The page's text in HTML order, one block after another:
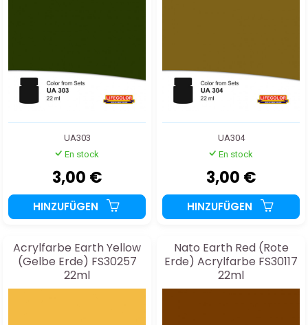
UA303
En stock
3,00 €
HINZUFÜGEN
UA304
En stock
3,00 €
HINZUFÜGEN
Acrylfarbe Earth Yellow
(Gelbe Erde) FS30257
22ml
Nato Earth Red (Rote
Erde) Acrylfarbe FS30117
22ml